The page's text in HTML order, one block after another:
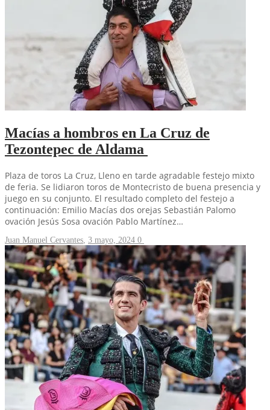
Macías a hombros en La Cruz de
Tezontepec de Aldama
Plaza de toros La Cruz, Lleno en tarde agradable festejo mixto
de feria. Se lidiaron toros de Montecristo de buena presencia y
juego en su conjunto. El resultado completo del festejo a
continuación: Emilio Macías dos orejas Sebastián Palomo
ovación Jesús Sosa ovación Pablo Martínez…
Juan Manuel Cervantes 3 mayo, 2024 0